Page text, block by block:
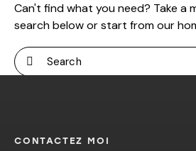
Can't find what you need? Take a
search below or start fromour
CONTACTEZ MOI